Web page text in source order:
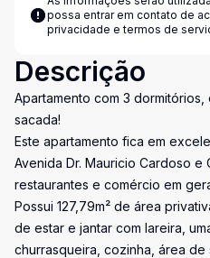
possa entrar em contato de
privacidade e termos de
Descrição
Apartamento com 3
sacada!
Este apartamento fica em
Avenida Dr. Mauricio Cardoso
restaurantes e comércio em
Possui 127,79m² de área
de estar e jantar com lareira,
churrasqueira, cozinha, área